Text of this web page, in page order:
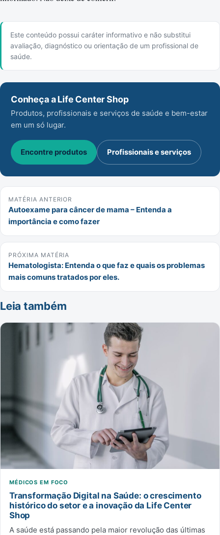
Este conteúdo possui caráter informativo e não substitui
avaliação, diagnóstico ou orientação de um profissional de
saúde.
Conheça a Life Center Shop
Produtos, profissionais e serviços de saúde e bem-estar
em um só lugar.
Encontre produtos Profissionais e serviços
MATÉRIA ANTERIOR
Autoexame para câncer de mama – Entenda a
importância e como fazer
PRÓXIMA MATÉRIA
Hematologista: Entenda o que faz e quais os problemas
mais comuns tratados por eles.
Leia também
MÉDICOS EM FOCO
Transformação Digital na Saúde: o crescimento
histórico do setor e a inovação da Life Center
Shop
A saúde está passando pela maior revolução das últimas